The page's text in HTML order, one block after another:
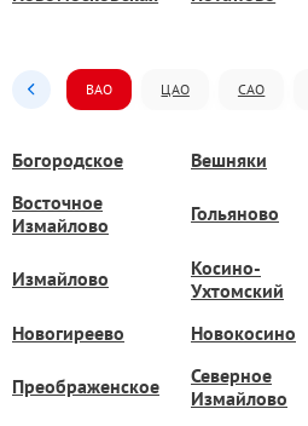
ВАО ЦАО САО
Богородское Вешняки
Восточное
Измайлово
Гольяново
Измайлово
Косино-
Ухтомский
Новогиреево Новокосино
Преображенское
Северное
Измайлово